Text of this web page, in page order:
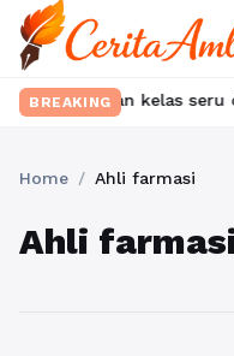
BREAKINGkelas seru dan
Home / Ahli farmasi
Ahli